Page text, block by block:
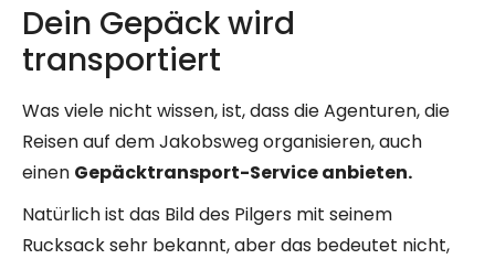
Dein Gepäck wird
transportiert
Was viele nicht wissen, ist, dass die Agenturen, die
Reisen auf dem Jakobsweg organisieren, auch
einen Gepäcktransport-Service anbieten.
Natürlich ist das Bild des Pilgers mit seinem
Rucksack sehr bekannt, aber das bedeutet nicht,